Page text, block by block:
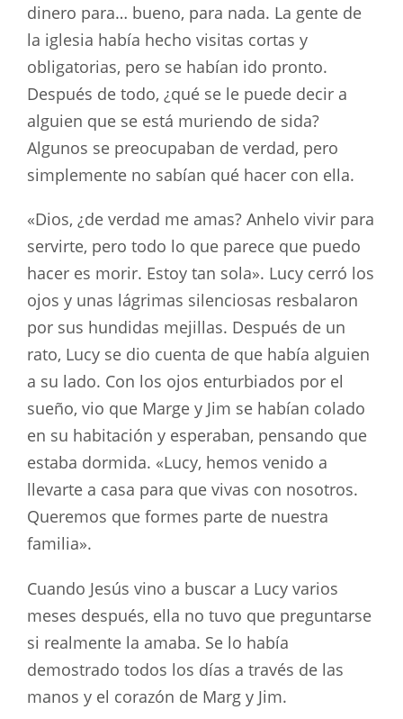
dinero para… bueno, para nada. La gente de
la iglesia había hecho visitas cortas y
obligatorias, pero se habían ido pronto.
Después de todo, ¿qué se le puede decir a
alguien que se está muriendo de sida?
Algunos se preocupaban de verdad, pero
simplemente no sabían qué hacer con ella.
«Dios, ¿de verdad me amas? Anhelo vivir para
servirte, pero todo lo que parece que puedo
hacer es morir. Estoy tan sola». Lucy cerró los
ojos y unas lágrimas silenciosas resbalaron
por sus hundidas mejillas. Después de un
rato, Lucy se dio cuenta de que había alguien
a su lado. Con los ojos enturbiados por el
sueño, vio que Marge y Jim se habían colado
en su habitación y esperaban, pensando que
estaba dormida. «Lucy, hemos venido a
llevarte a casa para que vivas con nosotros.
Queremos que formes parte de nuestra
familia».
Cuando Jesús vino a buscar a Lucy varios
meses después, ella no tuvo que preguntarse
si realmente la amaba. Se lo había
demostrado todos los días a través de las
manos y el corazón de Marg y Jim.